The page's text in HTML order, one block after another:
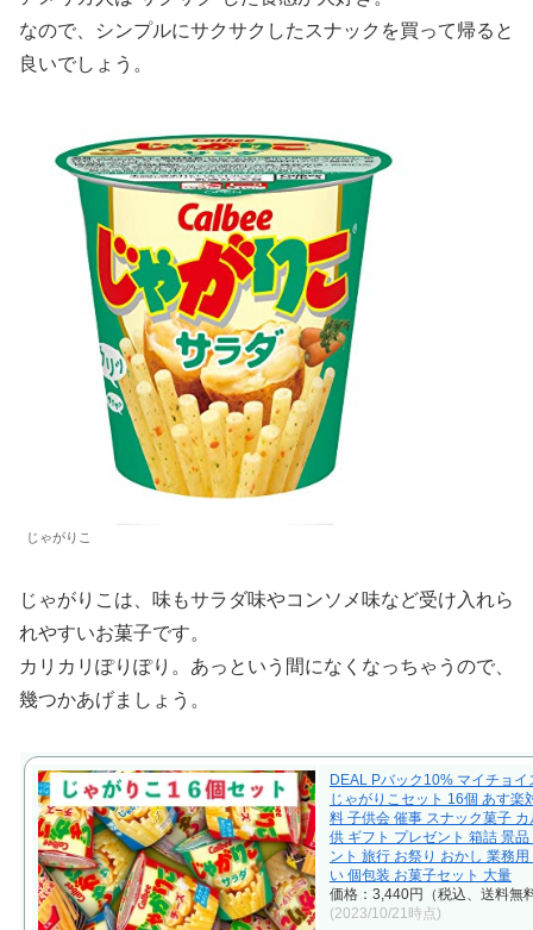
なので、シンプルにサクサクしたスナックを買って帰ると
良いでしょう。
じゃがりこ
じゃがりこは、味もサラダ味やコンソメ味など受け入れら
れやすいお菓子です。
カリカリぽりぽり。あっという間になくなっちゃうので、
幾つかあげましょう。
DEAL Pバック10% マイチョイ
じゃがりこセット 16個 あす楽
料 子供会 催事 スナック菓子
供 ギフト プレゼント 箱詰 景品
ント 旅行 お祭り おかし 業務
い 個包装 お菓子セット 大量
価格：3,440円（税込、送料無
(2023/10/21時点)